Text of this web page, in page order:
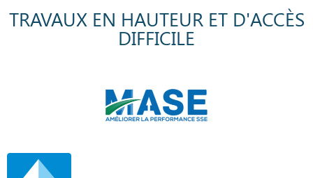
TRAVAUX EN HAUTEUR ET D'ACCÈS
DIFFICILE